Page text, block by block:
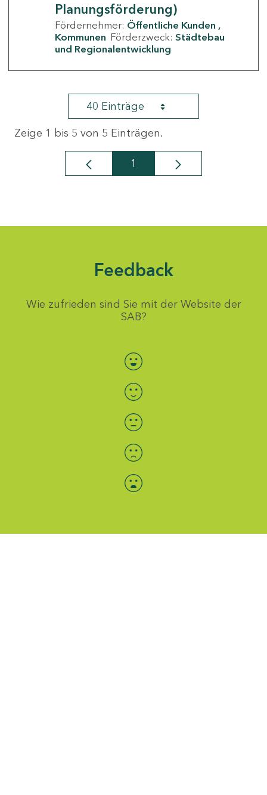
Planungsförderung)
Fördernehmer: Öffentliche Kunden
Kommunen Förderzweck: Städtebau
und Regionalentwicklung
40 Einträge
Zeige 1 bis 5 von 5 Einträgen.
Seite
1
Feedback
Wie zufrieden sind Sie mit der Website der
SAB?
Bewertung auswählen